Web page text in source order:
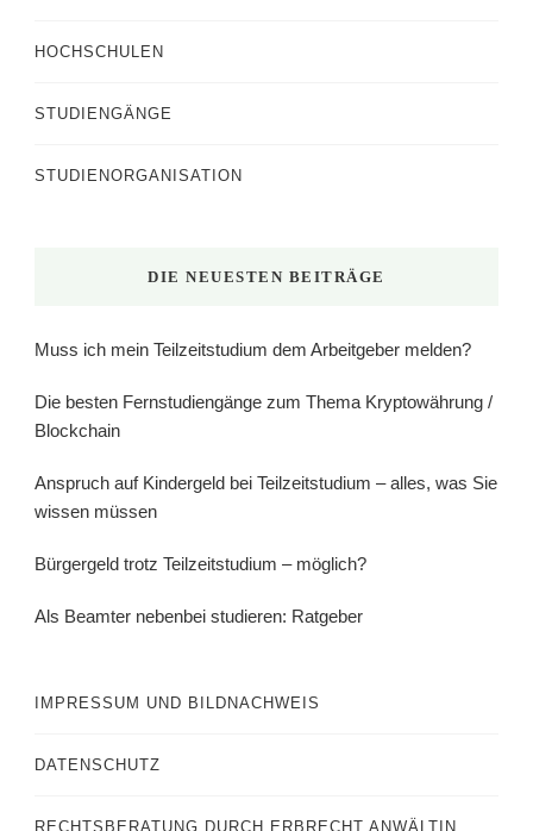
HOCHSCHULEN
STUDIENGÄNGE
STUDIENORGANISATION
DIE NEUESTEN BEITRÄGE
Muss ich mein Teilzeitstudium dem Arbeitgeber melden?
Die besten Fernstudiengänge zum Thema Kryptowährung /
Blockchain
Anspruch auf Kindergeld bei Teilzeitstudium – alles, was Sie
wissen müssen
Bürgergeld trotz Teilzeitstudium – möglich?
Als Beamter nebenbei studieren: Ratgeber
IMPRESSUM UND BILDNACHWEIS
DATENSCHUTZ
RECHTSBERATUNG DURCH ERBRECHT ANWÄLTIN